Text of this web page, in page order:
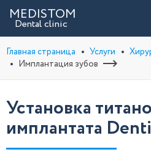
MEDISTOM
Dental clinic
Главная страница Услуги
Имплантация зубов
Установка
имплантата